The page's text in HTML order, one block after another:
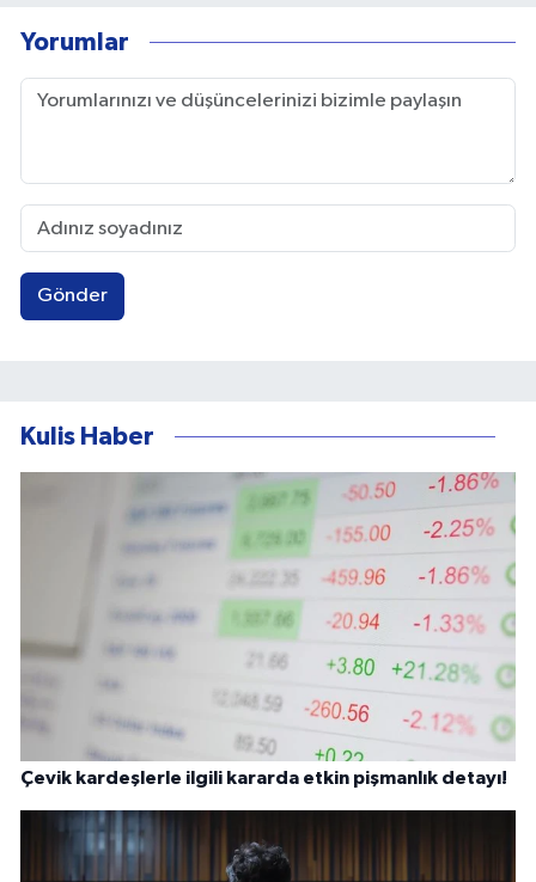
Yorumlar
Gönder
Kulis Haber
Çevik kardeşlerle ilgili kararda etkin pişmanlık detayı!